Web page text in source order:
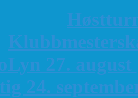
K
27. august
24.